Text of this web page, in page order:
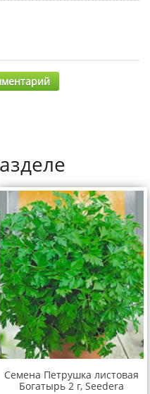
Семена Петрушка листовая
Богатырь 2 г, Seedera